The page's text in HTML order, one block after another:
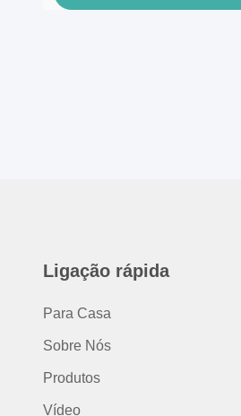
Ligação rápida
Para Casa
Sobre Nós
Produtos
Vídeo